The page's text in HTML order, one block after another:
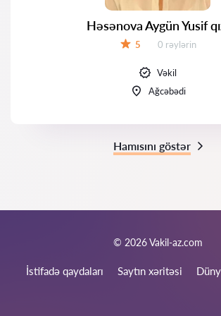
Həsənova Aygün Yusif
5 Rəylər:
0 rəylərin
Vəkil
Ağcəbədi
Hamısını göstər
© 2026 Vakil-az.com
İstifadə qaydaları Saytın xəritəsi